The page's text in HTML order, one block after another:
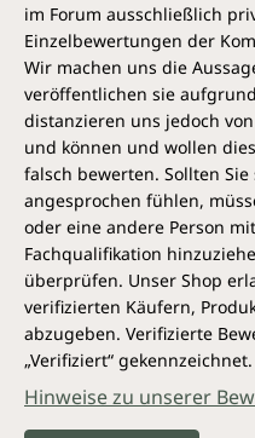
im Forum ausschließlich
Einzelbewertungen der
Wir machen uns die
veröffentlichen sie
distanzieren uns jedoch
und können und wollen
falsch bewerten. Sollten
angesprochen fühlen,
oder eine andere Person
Fachqualifikation
überprüfen. Unser Shop
verifizierten Käufern,
abzugeben. Verifizierte
„Verifiziert“ gekennzeichnet.
Hinweise zu unserer